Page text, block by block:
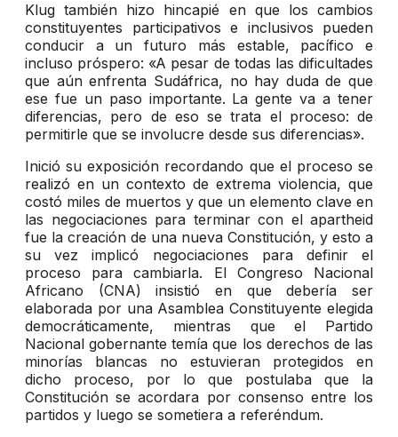
Klug también hizo hincapié en que los cambios
constituyentes participativos e inclusivos pueden
conducir a un futuro más estable, pacífico e
incluso próspero: «A pesar de todas las dificultades
que aún enfrenta Sudáfrica, no hay duda de que
ese fue un paso importante. La gente va a tener
diferencias, pero de eso se trata el proceso: de
permitirle que se involucre desde sus diferencias».
Inició su exposición recordando que el proceso se
realizó en un contexto de extrema violencia, que
costó miles de muertos y que un elemento clave en
las negociaciones para terminar con el apartheid
fue la creación de una nueva Constitución, y esto a
su vez implicó negociaciones para definir el
proceso para cambiarla. El Congreso Nacional
Africano (CNA) insistió en que debería ser
elaborada por una Asamblea Constituyente elegida
democráticamente, mientras que el Partido
Nacional gobernante temía que los derechos de las
minorías blancas no estuvieran protegidos en
dicho proceso, por lo que postulaba que la
Constitución se acordara por consenso entre los
partidos y luego se sometiera a referéndum.